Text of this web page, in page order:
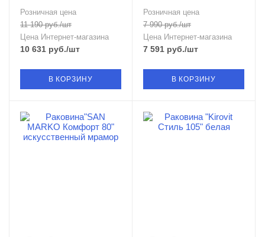
Розничная цена
11 190руб./шт
Цена Интернет-магазина
10 631 руб./шт
В КОРЗИНУ
Розничная цена
7 990руб./шт
Цена Интернет-магазина
7 591 руб./шт
В КОРЗИНУ